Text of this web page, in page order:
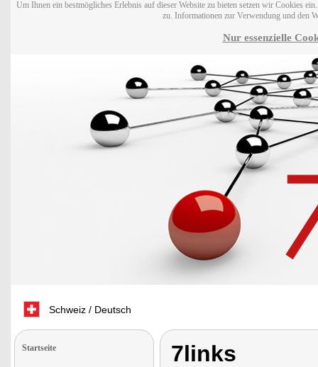
Um Ihnen ein bestmögliches Erlebnis auf dieser Website zu bieten setzen wir Cookies
zu. Informationen zur Verwendung und den
Nur essenzielle
Schweiz / Deutsch
Startseite 7links